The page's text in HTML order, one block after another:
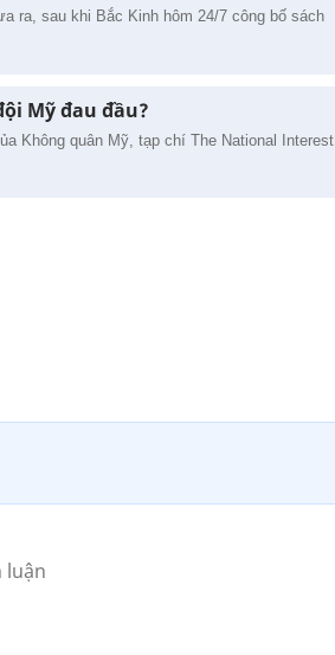
ra, sau khi Bắc Kinh hôm 24/7 công bố sách
Mỹ đau đầu?
Không quân Mỹ, tạp chí The National Interest